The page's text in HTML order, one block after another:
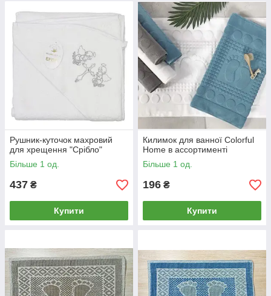
Рушник-куточок махровий
для хрещення "Срібло"
Більше 1 од.
437 ₴
Купити
Килимок для ванної Colorful
Home в ассортименті
Більше 1 од.
196 ₴
Купити